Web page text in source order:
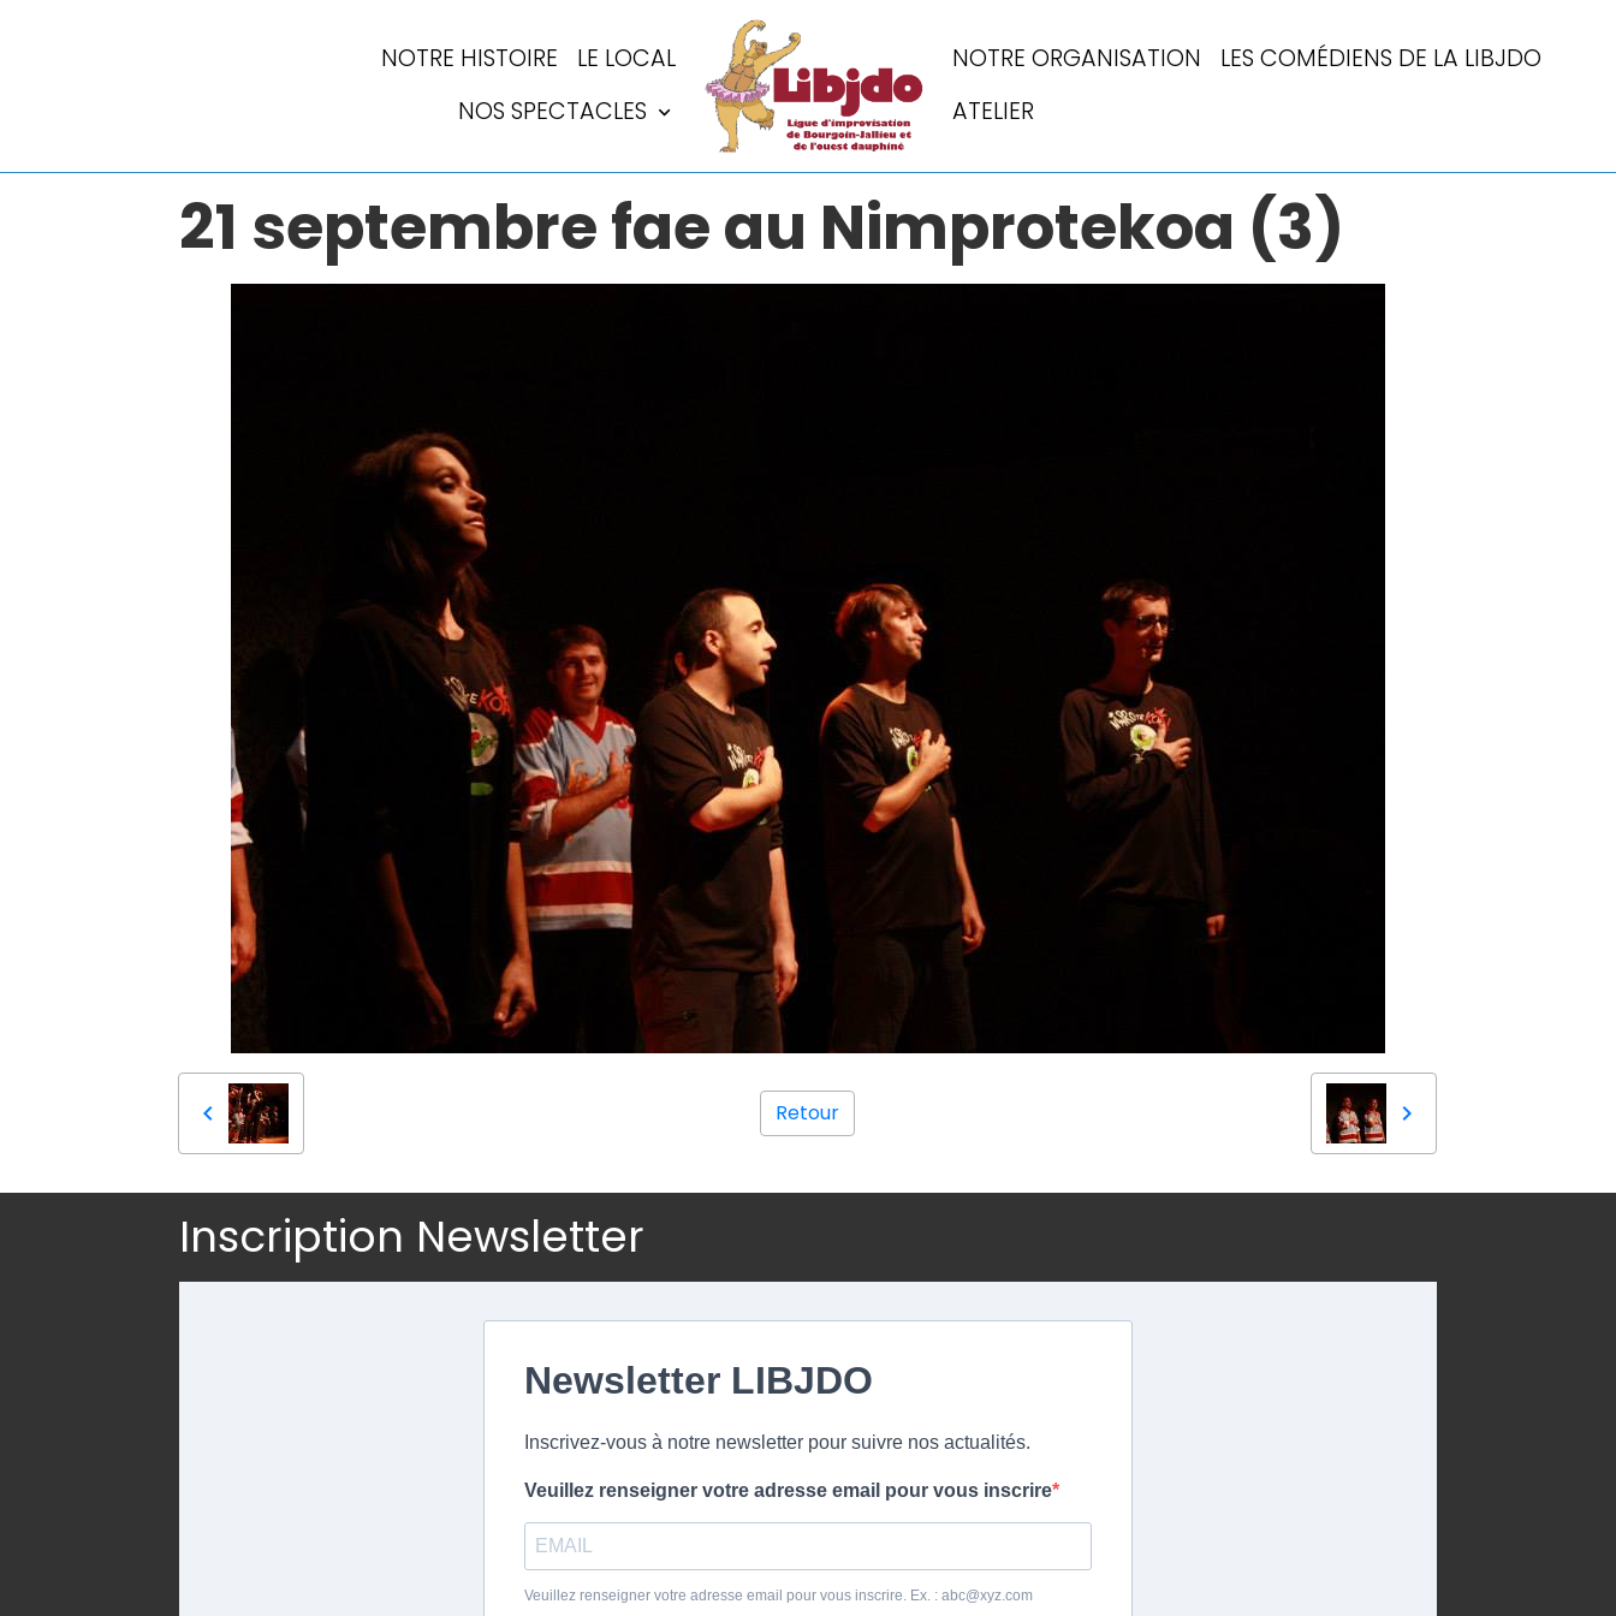
NOTRE HISTOIRE
LE LOCAL
NOS SPECTACLES
NOTRE ORGANISATION
LES COMÉDIENS DE LA LIBJDO
ATELIER
21 septembre fae au Nimprotekoa (3)
Retour
Inscription Newsletter
Newsletter LIBJDO
Inscrivez-vous à notre newsletter pour suivre nos actualités.
Veuillez renseigner votre adresse email pour vous inscrire
Veuillez renseigner votre adresse email pour vous inscrire. Ex. : abc@xyz.com